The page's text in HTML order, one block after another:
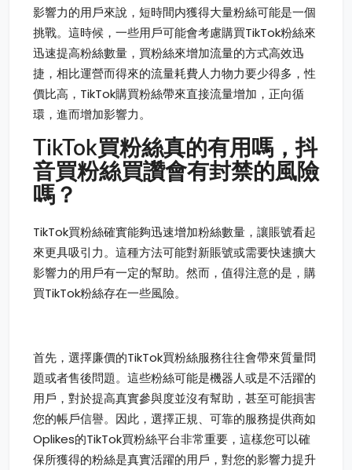
影響力的用戶來說，短時間内獲得大量粉絲可能是一個
挑戰。這時候，一些用戶可能會考慮購買TikTok粉絲來
迅速提高粉絲數量，買粉絲來增加流量的方式高效迅
捷，相比運營而得來的流量耗費人力物力要少得多，性
價比高，TikTok購買粉絲帶來直接流量增加，正向循
環，進而增加影響力。
TikTok買粉絲真的有用嗎，抖
音買粉絲買讚會有封禁的風險
嗎？
TikTok買粉絲確實能夠迅速增加粉絲數量，讓賬號看起
來更具吸引力。這種方法可能對新賬號或需要快速擴大
影響力的用戶有一定的幫助。然而，值得注意的是，購
買TikTok粉絲存在一些風險。
首先，選擇廉價的TikTok買粉絲服務往往會帶來質量問
題或者售後問題。這些粉絲可能是機器人或是不活躍的
用戶，對於提高真實參與度並沒有幫助，甚至可能損害
您的帳戶信譽。因此，選擇正規、可靠的服務提供商如
Oplikes的TikTok買粉絲平台非常重要，這樣您可以確
保所獲得的粉絲是真實活躍的用戶，對您的影響力提升